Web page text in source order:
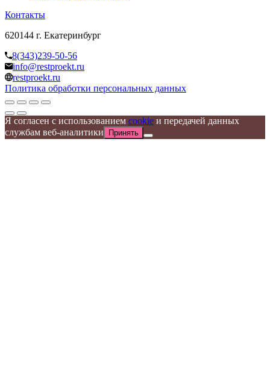
Контакты
620144 г. Екатеринбург
8(343)239-50-56
info@restproekt.ru
restproekt.ru
Политика обработки персональных данных
Я согласен с использованием cookie и передачей данных
службам веб-аналитики
Принять